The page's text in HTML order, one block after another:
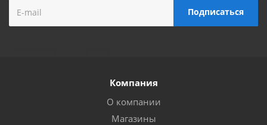
Компания
О компании
Магазины